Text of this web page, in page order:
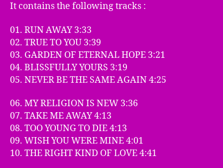
It contains the following tracks :
01. RUN AWAY 3:33
02. TRUE TO YOU 3:39
03. GARDEN OF ETERNAL HOPE 3:21
04. BLISSFULLY YOURS 3:19
05. NEVER BE THE SAME AGAIN 4:25
06. MY RELIGION IS NEW 3:36
07. TAKE ME AWAY 4:13
08. TOO YOUNG TO DIE 4:13
09. WISH YOU WERE MINE 4:01
10. THE RIGHT KIND OF LOVE 4:41